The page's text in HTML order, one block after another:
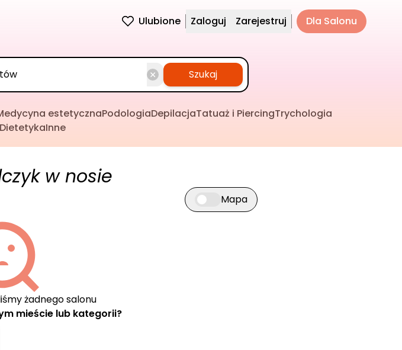
Ulubione Zaloguj Zarejestruj Dla Salonu
Szukaj
estetycznaPodologiaDepilacjaTatuaż i PiercingTrychologia
DietetykaInne
w nosie
Przełącz widok mapy
Mapa
żadnego salonu
mieście lub kategorii?